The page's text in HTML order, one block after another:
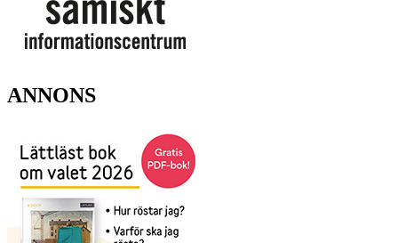
ANNONS